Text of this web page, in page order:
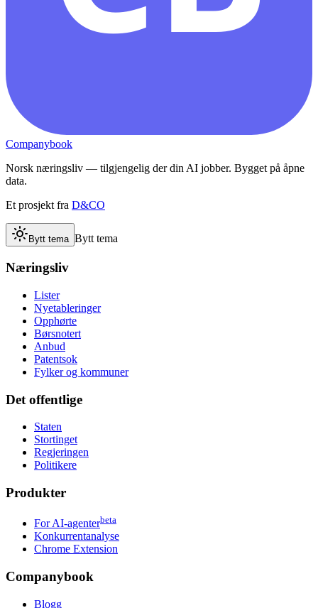
Companybook
Norsk næringsliv — tilgjengelig der din AI jobber. Bygget på åpne
data.
Et prosjekt fra D&CO
Bytt tema Bytt tema
Næringsliv
Lister
Nyetableringer
Opphørte
Børsnotert
Anbud
Patentsok
Fylker og kommuner
Det offentlige
Staten
Stortinget
Regjeringen
Politikere
Produkter
For AI-agenterbeta
Konkurrentanalyse
Chrome Extension
Companybook
Blogg